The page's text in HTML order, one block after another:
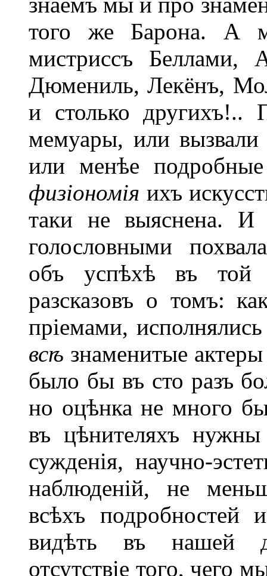
того же Барона. А
мистриссъ Беллами,
Дюмениль, Лекёнъ,
и столько другихъ!..
мемуары, или вызвали
или менѣе
физіономія ихъ
таки не выяснена. И
голословными
объ успѣхѣ въ той
разсказовъ о томъ:
пріемами,
всѣ знаменитые
было бы въ сто разъ
но оцѣнка не много
въ цѣнителяхъ
сужденія, научно-
наблюденій, не
всѣхъ подробностей
видѣть въ нашей
отсутствіе того, чего